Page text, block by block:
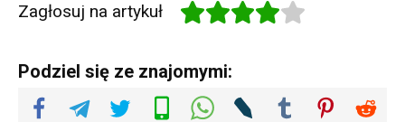
Zagłosuj na artykuł
Podziel się ze znajomymi: